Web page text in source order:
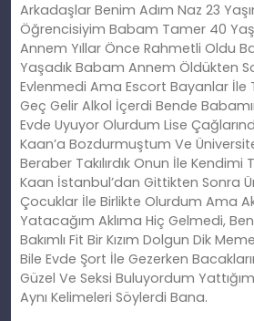
Arkadaşlar Benim Adım Naz 23
Öğrencisiyim Babam Tamer 40
Annem Yıllar Önce Rahmetli Oldu
Yaşadık Babam Annem Öldükten
Evlenmedi Ama Escort Bayanlar İle
Geç Gelir Alkol İçerdi Bende
Evde Uyuyor Olurdum Lise
Kaan’a Bozdurmuştum Ve
Beraber Takılırdık Onun İle
Kaan İstanbul’dan Gittikten Sonra
Çocuklar İle Birlikte Olurdum Ama
Yatacağım Aklıma Hiç Gelmedi,
Bakımlı Fit Bir Kızım Dolgun Dik
Bile Evde Şort İle Gezerken
Güzel Ve Seksi Buluyordum
Aynı Kelimeleri Söylerdi Bana.